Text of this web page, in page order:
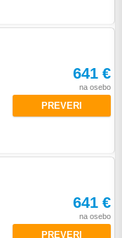
641 €
na osebo
PREVERI
641 €
na osebo
PREVERI